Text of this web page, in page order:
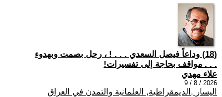
(18) وداعاً فيصل السعدي . . . ! ، رحل بصمت وبهدوء
. . . مواقف بحاجة إلى تفسيرات!
علاء مهدي
2026 / 8 / 9
اليسار ,الديمقراطية, العلمانية والتمدن في العراق